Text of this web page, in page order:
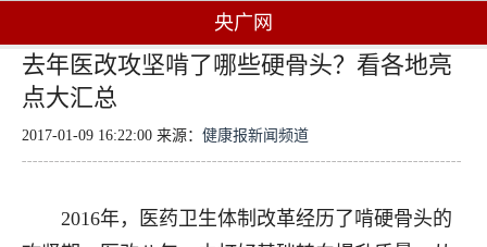
央广网
去年医改攻坚啃了哪些硬骨头？看各地亮
点大汇总
2017-01-09 16:22:00 来源： 健康报新闻频道
2016年，医药卫生体制改革经历了啃硬骨头的